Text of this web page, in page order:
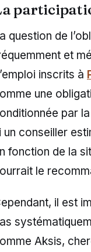
question de
et
inscrits à
une
par
un conseiller
fonction de la
le
il est
Aksis,